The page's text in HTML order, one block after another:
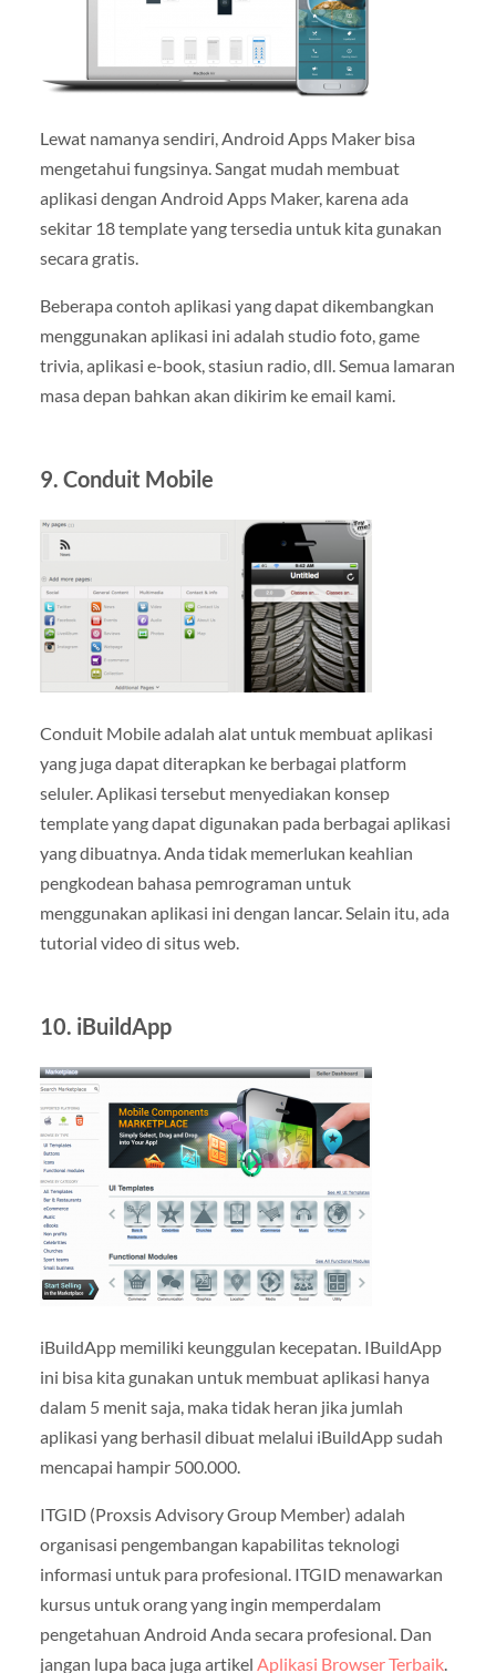
Lewat namanya sendiri, Android Apps Maker bisa
mengetahui fungsinya. Sangat mudah membuat
aplikasi dengan Android Apps Maker, karena ada
sekitar 18 template yang tersedia untuk kita gunakan
secara gratis.
Beberapa contoh aplikasi yang dapat dikembangkan
menggunakan aplikasi ini adalah studio foto, game
trivia, aplikasi e-book, stasiun radio, dll. Semua lamaran
masa depan bahkan akan dikirim ke email kami.
9. Conduit Mobile
Conduit Mobile adalah alat untuk membuat aplikasi
yang juga dapat diterapkan ke berbagai platform
seluler. Aplikasi tersebut menyediakan konsep
template yang dapat digunakan pada berbagai aplikasi
yang dibuatnya. Anda tidak memerlukan keahlian
pengkodean bahasa pemrograman untuk
menggunakan aplikasi ini dengan lancar. Selain itu, ada
tutorial video di situs web.
10. iBuildApp
iBuildApp memiliki keunggulan kecepatan. IBuildApp
ini bisa kita gunakan untuk membuat aplikasi hanya
dalam 5 menit saja, maka tidak heran jika jumlah
aplikasi yang berhasil dibuat melalui iBuildApp sudah
mencapai hampir 500.000.
ITGID (Proxsis Advisory Group Member) adalah
organisasi pengembangan kapabilitas teknologi
informasi untuk para profesional. ITGID menawarkan
kursus untuk orang yang ingin memperdalam
pengetahuan Android Anda secara profesional. Dan
jangan lupa baca juga artikel Aplikasi Browser Terbaik.